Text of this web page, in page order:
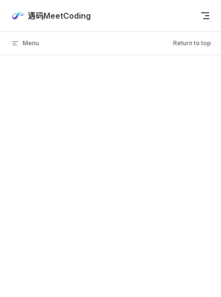
Skip to content
遇码MeetCoding
Menu Return to top